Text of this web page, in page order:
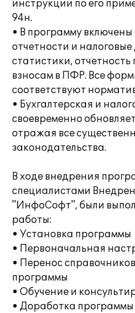
инструкции по его
94н.
• В программу
отчетности и
статистики,
взносам в ПФР. Все
соответствуют
• Бухгалтерская и
своевременно
отражая все
законодательства.
В ходе внедрения
специалистами
"ИнфоСофт", были
работы:
• Установка программы
• Первоначальная
• Перенос
программы
• Обучение и
• Доработка